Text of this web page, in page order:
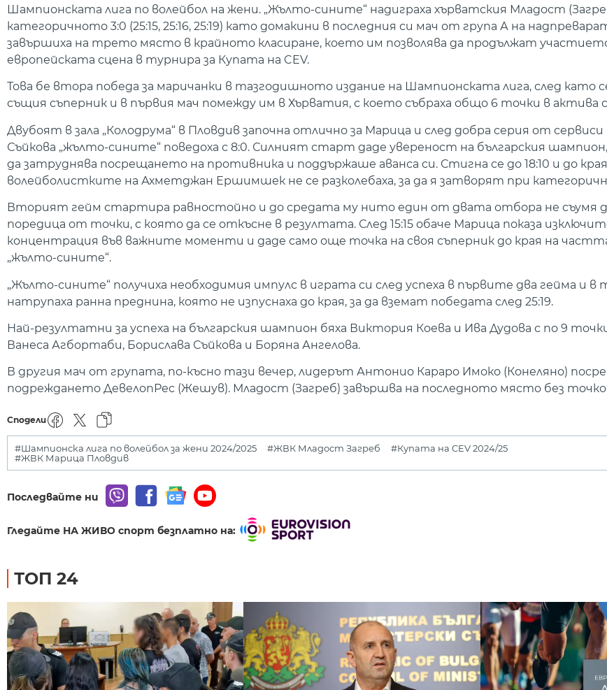
Шампионската лига по волейбол на жени. „Жълто-сините“ надиграха хърватския Младост
категоричното 3:0 (25:15, 25:16, 25:19) като домакини в последния си мач от група А на
завършиха на трето място в крайното класиране, което им позволява да продължат
европейската сцена в турнира за Купата на CEV.
Това бе втора победа за маричанки в тазгодишното издание на Шампионската лига, след като
същия съперник и в първия мач помежду им в Хърватия, с което събраха общо 6 точки в актива
Двубоят в зала „Колодрума“ в Пловдив започна отлично за Марица и след добра серия от сервиси
Съйкова „жълто-сините“ поведоха с 8:0. Силният старт даде увереност на българския
да затруднява посрещането на противника и поддържаше аванса си. Стигна се до 18:10 и до
волейболистките на Ахметджан Ершимшек не се разколебаха, за да я затворят при
Вторият гейм стартира равностойно и до средата му нито един от двата отбора не съумя
поредица от точки, с която да се откъсне в резултата. След 15:15 обаче Марица показа
концентрация във важните моменти и даде само още точка на своя съперник до края на частта
„жълто-сините“.
„Жълто-сините“ получиха необходимия импулс в играта си след успеха в първите два гейма и
натрупаха ранна преднина, която не изпуснаха до края, за да вземат победата след 25:19.
Най-резултатни за успеха на българския шампион бяха Виктория Коева и Ива Дудова с по 9
Ванеса Агбортаби, Борислава Съйкова и Боряна Ангелова.
В другия мач от групата, по-късно тази вечер, лидерът Антонио Караро Имоко (Конеляно)
подреждането ДевелопРес (Жешув). Младост (Загреб) завършва на последното място без
Сподели
#Шампионска лига по волейбол за жени 2024/2025 #ЖВК Младост Загреб
#Купата на CEV 2024/25
#ЖВК Марица Пловдив
Последвайте ни
Гледайте НА ЖИВО спорт безплатно на:
ТОП 24